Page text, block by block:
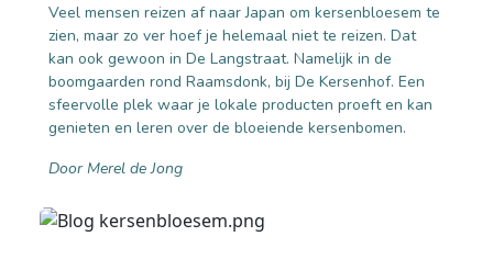
Veel mensen reizen af naar Japan om kersenbloesem te
zien, maar zo ver hoef je helemaal niet te reizen. Dat
kan ook gewoon in De Langstraat. Namelijk in de
boomgaarden rond Raamsdonk, bij De Kersenhof. Een
sfeervolle plek waar je lokale producten proeft en kan
genieten en leren over de bloeiende kersenbomen.
Door Merel de Jong